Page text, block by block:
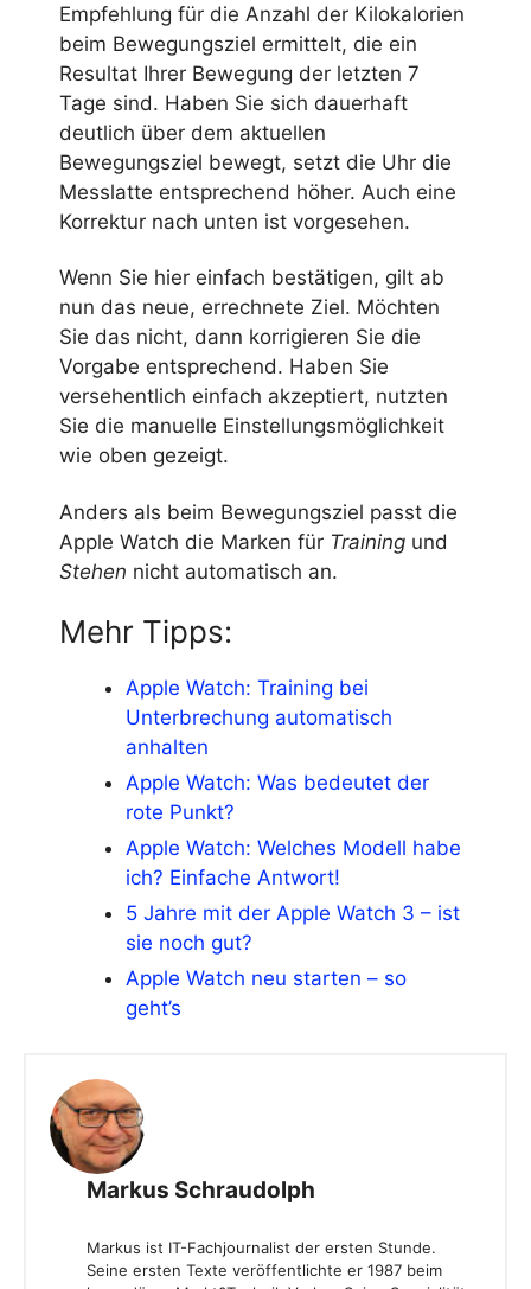
Empfehlung für die Anzahl der Kilokalorien
beim Bewegungsziel ermittelt, die ein
Resultat Ihrer Bewegung der letzten 7
Tage sind. Haben Sie sich dauerhaft
deutlich über dem aktuellen
Bewegungsziel bewegt, setzt die Uhr die
Messlatte entsprechend höher. Auch eine
Korrektur nach unten ist vorgesehen.
Wenn Sie hier einfach bestätigen, gilt ab
nun das neue, errechnete Ziel. Möchten
Sie das nicht, dann korrigieren Sie die
Vorgabe entsprechend. Haben Sie
versehentlich einfach akzeptiert, nutzten
Sie die manuelle Einstellungsmöglichkeit
wie oben gezeigt.
Anders als beim Bewegungsziel passt die
Apple Watch die Marken für Training und
Stehen nicht automatisch an.
Mehr Tipps:
Apple Watch: Training bei
Unterbrechung automatisch
anhalten
Apple Watch: Was bedeutet der
rote Punkt?
Apple Watch: Welches Modell habe
ich? Einfache Antwort!
5 Jahre mit der Apple Watch 3 – ist
sie noch gut?
Apple Watch neu starten – so
geht’s
Markus Schraudolph
Markus ist IT-Fachjournalist der ersten Stunde.
Seine ersten Texte veröffentlichte er 1987 beim